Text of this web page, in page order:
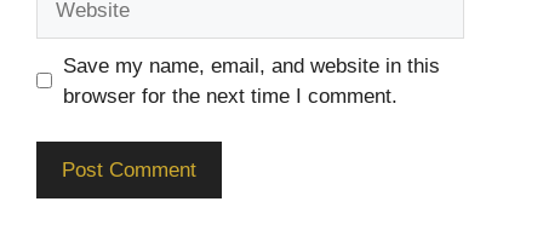
Save my name, email, and website in this
browser for the next time I comment.